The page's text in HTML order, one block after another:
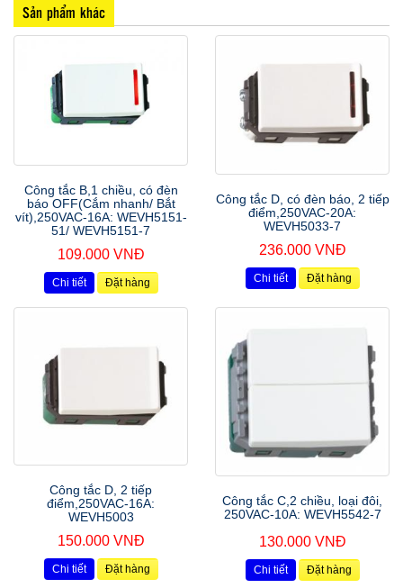
Sản phẩm khác
Công tắc B,1 chiều, có đèn
báo OFF(Cắm nhanh/ Bắt
vít),250VAC-16A: WEVH5151-
51/ WEVH5151-7
109.000 VNĐ
Chi tiết Đặt hàng
Công tắc D, có đèn báo, 2 tiếp
điểm,250VAC-20A:
WEVH5033-7
236.000 VNĐ
Chi tiết Đặt hàng
Công tắc D, 2 tiếp
điểm,250VAC-16A:
WEVH5003
150.000 VNĐ
Chi tiết Đặt hàng
Công tắc C,2 chiều, loại đôi,
250VAC-10A: WEVH5542-7
130.000 VNĐ
Chi tiết Đặt hàng